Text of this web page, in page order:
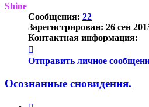
Shine
Сообщения: 22
Зарегистрирован: 26 сен
Контактная информация:
информация
пользователя
Отправить личное
Осознанные сновидения.